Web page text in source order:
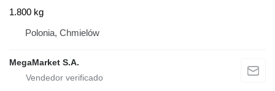
1.800 kg
Polonia, Chmielów
MegaMarket S.A.